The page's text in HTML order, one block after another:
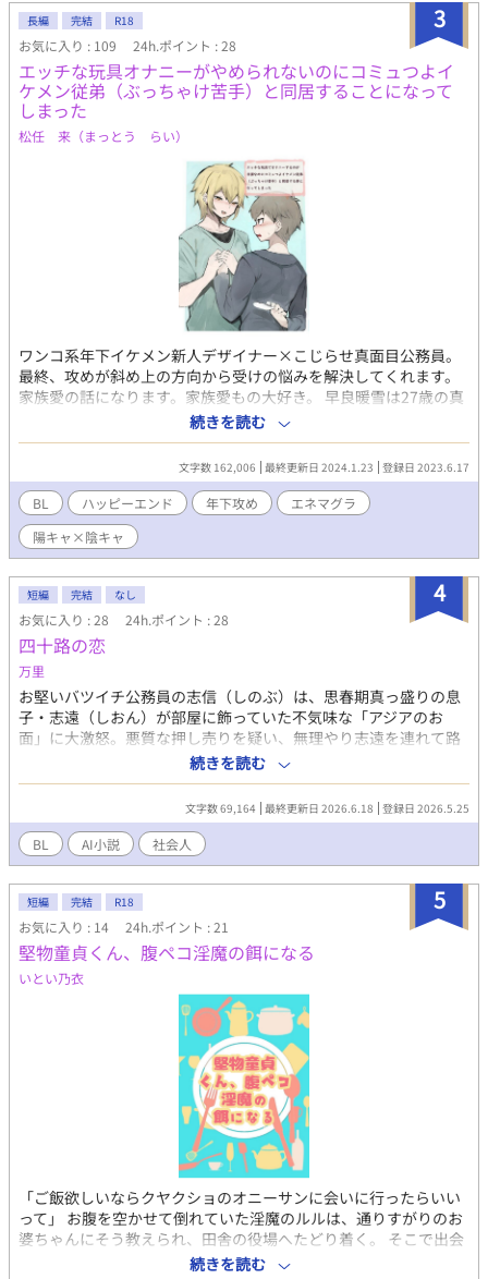
3
長編 完結 R18
お気に入り : 109 24h.ポイント : 28
エッチな玩具オナニーがやめられないのにコミュつよイ
ケメン従弟（ぶっちゃけ苦手）と同居することになって
しまった
松任 来（まっとう らい）
ワンコ系年下イケメン新人デザイナー×こじらせ真面目公務員。
最終、攻めが斜め上の方向から受けの悩みを解決してくれます。
家族愛の話になります。家族愛もの大好き。 早良暖雪は27歳の真
面目な公務員。出会いを求めてゲイ向け出会い系アプリを利用す
るも、身体目当ての男としかマッチングしないことに嫌気がさ
し、うっぷん晴らしに手を出したエネマグラでのオナニーにのめ
り込んでいた。 そんな時、幼少時にアメリカに引っ越していった
はずの4歳下の従弟、矢野大海から突然の連絡が。昔は仲が良かっ
たものの渡米後は疎遠になっていた彼であるが、なんと大学卒業
と同時に日本での就職が決まったという。 「雪ちゃんお願いっ！
6月から俺と一緒に住んでくださいっ！！」 十数年ぶりの日本で
のいきなりの一人暮らしが不安だという彼からのそんな強引な頼
みにだいぶ困惑する暖雪。だが”良いお兄ちゃん”であった頃の自
分のイメージを壊すことに抵抗を感じ引き受けてしまう。 「……
てか大海と同居！？エネマグラなんて玩具持ってるの見つかった
らやべーじゃん！」 自分とは正反対の、陽キャで距離感バグり気
味な大海とのスリリングな同居生活が始まる。果たして暖雪の運
命やいかに……。 https://marshmallow-
qa.com/macchatou_nyu?
t=i3ttpW&utm_medium=url_text&utm_source=promotion マシ
ュマロからなら自身の身元を一切明かさずに感想を送っていただ
くことができます！ 素敵すぎる表紙絵を、今回もうー玉先生
https://www.pixiv.net/users/30833339 に描いていただきまし
た！本当にどうもありがとうございました！エロもほんわかもホ
ラーもお兄さんもロリショタもうさぎさんも神すぎる絵師様だか
らみんなで推そうな！ ※エネマグラ公式サイト（18歳未満閲覧禁
止）→https://enemagra.co.jp/ ※八割方執筆終わってるので大
きく更新滞るということはないと思います。 ※東京の地理とか分
からない地方民です。多少の瑕疵は見逃してください。 ※税務課
の具体的な仕事ぶり頑張ってググったりしたけど結局よく分から
なかったのでかなりふんわりしてます。”税務課職員こんなことし
てないが？”みたいなこと教えてくれる方いらしたらコメント欄に
てお待ちしてます……。すみません……。
続きを読む
文字数 162,006 最終更新日 2024.1.23 登録日 2023.6.17
BL ハッピーエンド 年下攻め
エネマグラ
陽キャ×陰キャ
4
短編 完結 なし
お気に入り : 28 24h.ポイント : 28
四十路の恋
万里
お堅いバツイチ公務員の志信（しのぶ）は、思春期真っ盛りの息
子・志遠（しおん）が部屋に飾っていた不気味な「アジアのお
面」に大激怒。悪質な押し売りを疑い、無理やり志遠を連れて路
地裏の怪しい雑貨屋『ナマステ堂』へと乗り込む。 そこにいたの
は、ド派手な柄シャツにサングラス、じゃらじゃらとピアスをつ
けた、どう見ても東南アジア系のマフィア（チンピラ）風の男。
激しくドン引きする志信だったが、男がサングラスを外すと、そ
れは20年前、高校時代に親に引き裂かれた初恋の相手・龍生（り
ゅうせい）だった！ 人生で一番会いたくなかった、そして一番会
いたかった男との、40代からの切なくも騒がしい「再恋（さいれ
ん）」の物語。 登場人物説明 神谷 志信（かみや しのぶ）41歳 職
業：市役所の戸籍住民課 性格：四角四面でプライドが高く、素直
になれない。 現状：妻の浮気が原因で2年前に離婚。男手一つで
息子を育てるシングルファザー。 沢渡 龍生（さわたり りゅうせ
い） 41歳 職業： アジア雑貨店『ナマステ堂』の雇われ店長 外
見：肩までの長髪、ド派手なエスニックシャツ、じゃらじゃらピ
アスにサングラスと、怪しさ満点。 性格：自由奔放でフレンドリ
ー。少し意地悪だが、志信のことになると過保護になる。 背景：
高校中退後、バックパッカーとして世界を放浪。インドで出会っ
た謎の老人に気に入られ、店を任されて日本に戻ってきた。 神谷
志遠（かみや しおん）中学2年生（14歳） 関係：志信の息子 性
格：思春期真っ盛り。父親の堅物な態度に「マジうざい」と反抗
しがちだが、根は素直で良い子。 現状：『ナマステ堂』の常連
で、龍生のことを「リュウのアニキ」と慕い、スパイスカレー作
りを教わっている。
続きを読む
文字数 69,164 最終更新日 2026.6.18 登録日 2026.5.25
BL AI小説 社会人
5
短編 完結 R18
お気に入り : 14 24h.ポイント : 21
堅物童貞くん、腹ペコ淫魔の餌になる
いとい乃衣
「ご飯欲しいならクヤクショのオニーサンに会いに行ったらいい
って」 お腹を空かせて倒れていた淫魔のルルは、通りすがりのお
婆ちゃんにそう教えられ、田舎の役場へたどり着く。 そこで出会
ったのは、真面目で平凡な童貞公務員・直人。 困っている相手を
続きを読む